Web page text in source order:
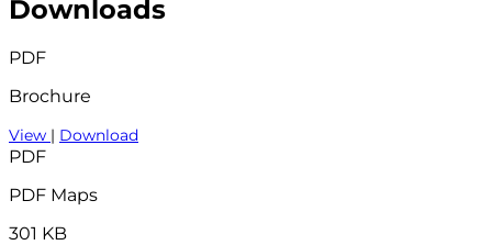
Downloads
PDF
Brochure
View | Download
PDF
PDF Maps
301 KB